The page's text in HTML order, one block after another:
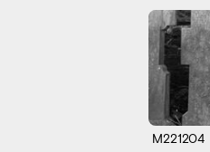
M221204